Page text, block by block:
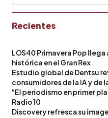
Recientes
LOS40 Primavera Pop
histórica en el Gran Rex
Estudio global de Dentsu
consumidores de la IA y de
"El periodismo en primer
Radio 10
Discovery refresca su